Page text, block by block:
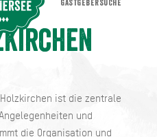
ist die zentrale
und
die Organisation und
GASTGEBERSUCHE